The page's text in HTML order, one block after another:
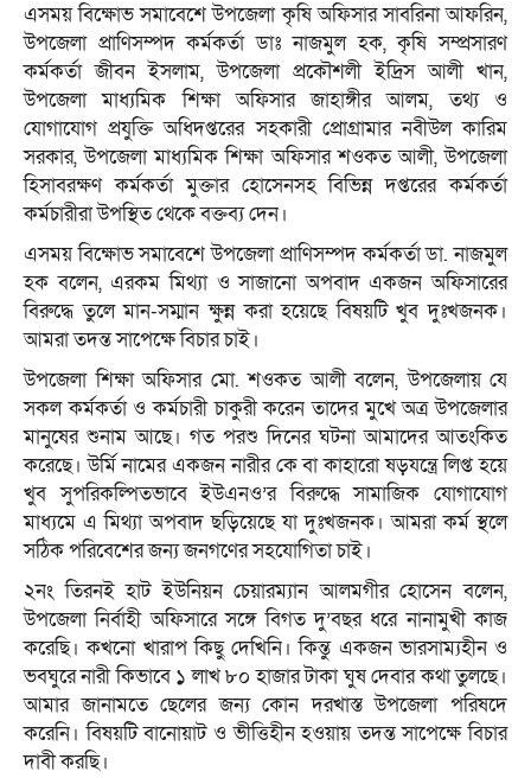
এসময় বিক্ষোভ সমাবেশে উপজেলা কৃষি অফিসার সাবরিনা আফরিন,
উপজেলা প্রাণিসম্পদ কর্মকর্তা ডাঃ নাজমুল হক, কৃষি সম্প্রসারণ
কর্মকর্তা জীবন ইসলাম, উপজেলা প্রকৌশলী ইদ্রিস আলী খান,
উপজেলা মাধ্যমিক শিক্ষা অফিসার জাহাঙ্গীর আলম, তথ্য ও
যোগাযোগ প্রযুক্তি অধিদপ্তরের সহকারী প্রোগ্রামার নবীউল কারিম
সরকার, উপজেলা মাধ্যমিক শিক্ষা অফিসার শওকত আলী, উপজেলা
হিসাবরক্ষণ কর্মকর্তা মুক্তার হোসেনসহ বিভিন্ন দপ্তরের কর্মকর্তা
কর্মচারীরা উপস্থিত থেকে বক্তব্য দেন।
এসময় বিক্ষোভ সমাবেশে উপজেলা প্রাণিসম্পদ কর্মকর্তা ডা. নাজমুল
হক বলেন, এরকম মিথ্যা ও সাজানো অপবাদ একজন অফিসারের
বিরুদ্ধে তুলে মান-সম্মান ক্ষুন্ন করা হয়েছে বিষয়টি খুব দুঃখজনক।
আমরা তদন্ত সাপেক্ষে বিচার চাই।
উপজেলা শিক্ষা অফিসার মো. শওকত আলী বলেন, উপজেলায় যে
সকল কর্মকর্তা ও কর্মচারী চাকুরী করেন তাদের মুখে অত্র উপজেলার
মানুষের শুনাম আছে। গত পরশু দিনের ঘটনা আমাদের আতংকিত
করেছে। উর্মি নামের একজন নারীর কে বা কাহারো ষড়যন্ত্রে লিপ্ত হয়ে
খুব সুপরিকল্পিতভাবে ইউএনও’র বিরুদ্ধে সামাজিক যোগাযোগ
মাধ্যমে এ মিথ্যা অপবাদ ছড়িয়েছে যা দুঃখজনক। আমরা কর্ম স্থলে
সঠিক পরিবেশের জন্য জনগণের সহযোগিতা চাই।
২নং তিরনই হাট ইউনিয়ন চেয়ারম্যান আলমগীর হোসেন বলেন,
উপজেলা নির্বাহী অফিসারে সঙ্গে বিগত দু’বছর ধরে নানামুখী কাজ
করেছি। কখনো খারাপ কিছু দেখিনি। কিন্তু একজন ভারসাম্যহীন ও
ভবঘুরে নারী কিভাবে ১ লাখ ৮০ হাজার টাকা ঘুষ দেবার কথা তুলছে।
আমার জানামতে ছেলের জন্য কোন দরখাস্ত উপজেলা পরিষদে
করেনি। বিষয়টি বানোয়াট ও ভীত্তিহীন হওয়ায় তদন্ত সাপেক্ষে বিচার
দাবী করছি।